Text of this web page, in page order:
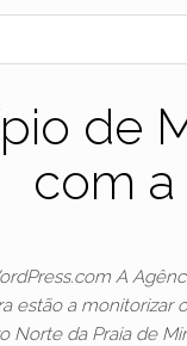
de
com
A
estão a
Norte da Praia de